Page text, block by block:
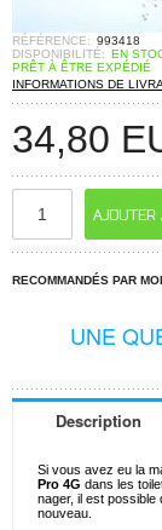
RÉFÉRENCE: 993418
DISPONIBILITÉ: EN
PRÊT À ÊTRE EXPÉDIÉ
INFORMATIONS DE
34,80
RECOMMANDÉS PAR
UNE
Description
Si vous avez eu la
Pro 4G dans les
nager, il est possible
nouveau.